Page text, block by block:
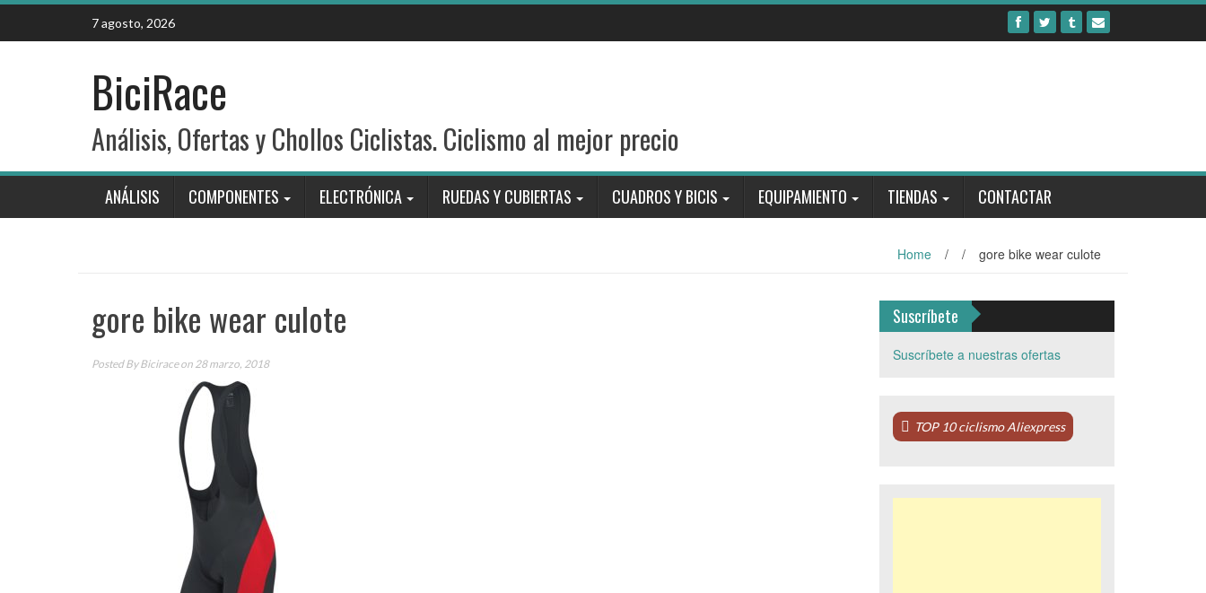
Skip
content
7 agosto, 2026
BiciRace
Análisis, Ofertas y Chollos Ciclistas. Ciclismo al mejor precio
ANÁLISIS COMPONENTES ELECTRÓNICA RUEDAS Y CUBIERTAS CUADROS Y BICIS EQUIPAMIENTO TIENDAS CONTACTAR
Home / / gore bike wear culote
gore bike wear culote
Posted ByBiciraceon 28 marzo, 2018
Suscríbete
Suscríbete a nuestras ofertas
TOP 10 ciclismo Aliexpress